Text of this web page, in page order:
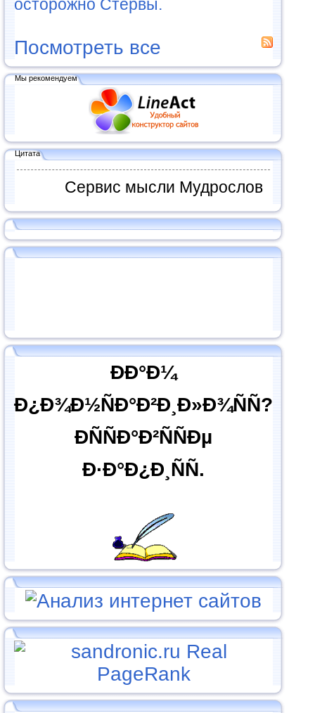
осторожно Стервы.
Посмотреть все
Мы рекомендуем
Цитата
Сервис мысли Мудрослов
ÐÐ°Ð¼
Ð¿Ð¾Ð½ÑÐ°Ð²Ð¸Ð»Ð¾ÑÑ?
ÐÑÑÐ°Ð²ÑÑÐµ
Ð·Ð°Ð¿Ð¸ÑÑ.